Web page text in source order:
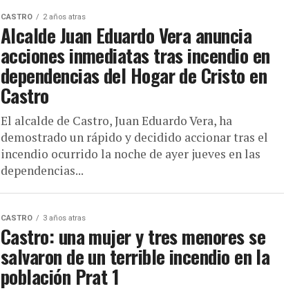
CASTRO 2 años atras
Alcalde Juan Eduardo Vera anuncia
acciones inmediatas tras incendio en
dependencias del Hogar de Cristo en
Castro
El alcalde de Castro, Juan Eduardo Vera, ha
demostrado un rápido y decidido accionar tras el
incendio ocurrido la noche de ayer jueves en las
dependencias...
CASTRO 3 años atras
Castro: una mujer y tres menores se
salvaron de un terrible incendio en la
población Prat 1